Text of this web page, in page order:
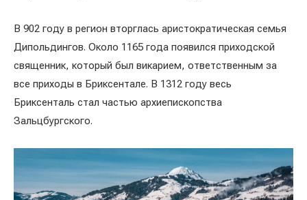
В 902 году в регион вторглась аристократическая семья
Дипольдингов. Около 1165 года появился приходской
священник, который был викарием, ответственным за
все приходы в Бриксентале. В 1312 году весь
Бриксенталь стал частью архиепископства
Зальцбургского.